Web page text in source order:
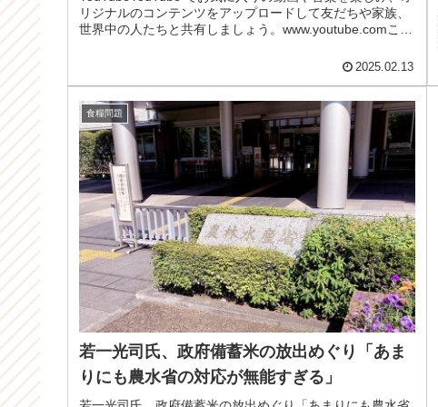
リジナルのコンテンツをアップロードして友だちや家族、
世界中の人たちと共有しましょう。www.youtube.comこれ
2025.02.13
食糧問題
若一光司氏、政府備蓄米の放出めぐり「あま
りにも農水省の対応が無能すぎる」